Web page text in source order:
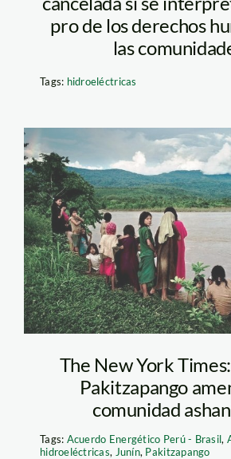
pro de los derechos
las
Tags: hidroeléctricas
The New York
Pakitzapango
comunidad
Tags: Acuerdo Energético Perú - Brasil,
hidroeléctricas, Junín, Pakitzapango